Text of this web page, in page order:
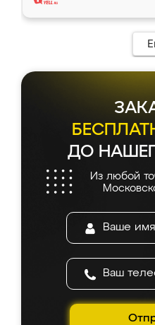
ДО
Из любой